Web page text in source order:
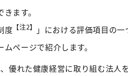
ます。
度 【注2】
」における評価項目の一
ページで紹介します。
優れた健康経営に取り組む法人